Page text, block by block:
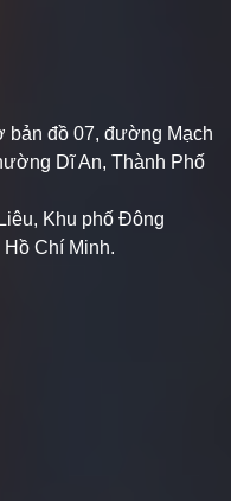
Dĩ An, Thành Phố
Khu phố Đông
Chí Minh.